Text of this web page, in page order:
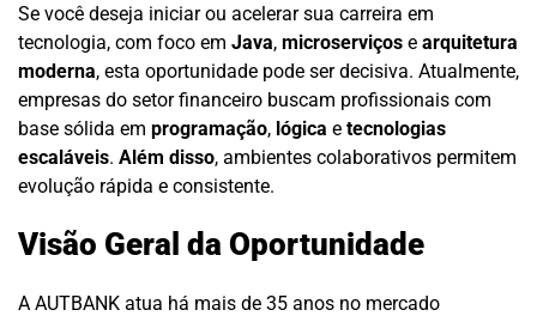
Se você deseja iniciar ou acelerar sua carreira em
tecnologia, com foco em Java, microserviços e arquitetura
moderna, esta oportunidade pode ser decisiva. Atualmente,
empresas do setor financeiro buscam profissionais com
base sólida em programação, lógica e tecnologias
escaláveis. Além disso, ambientes colaborativos permitem
evolução rápida e consistente.
Visão Geral da Oportunidade
A AUTBANK atua há mais de 35 anos no mercado